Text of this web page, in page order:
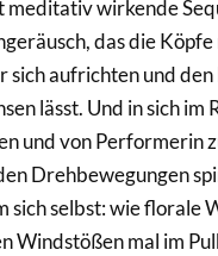
meditativ wirkende
das die
sich aufrichten und den
lässt. Und in sich im
und von Performerin
Drehbewegungen
sich selbst: wie florale
Windstößen mal im